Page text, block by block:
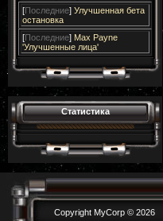
[Последние] Улучшенная бета
остановка
[Последние] Max Payne
'Улучшенные лица'
Статистика
Copyright MyCorp © 2026